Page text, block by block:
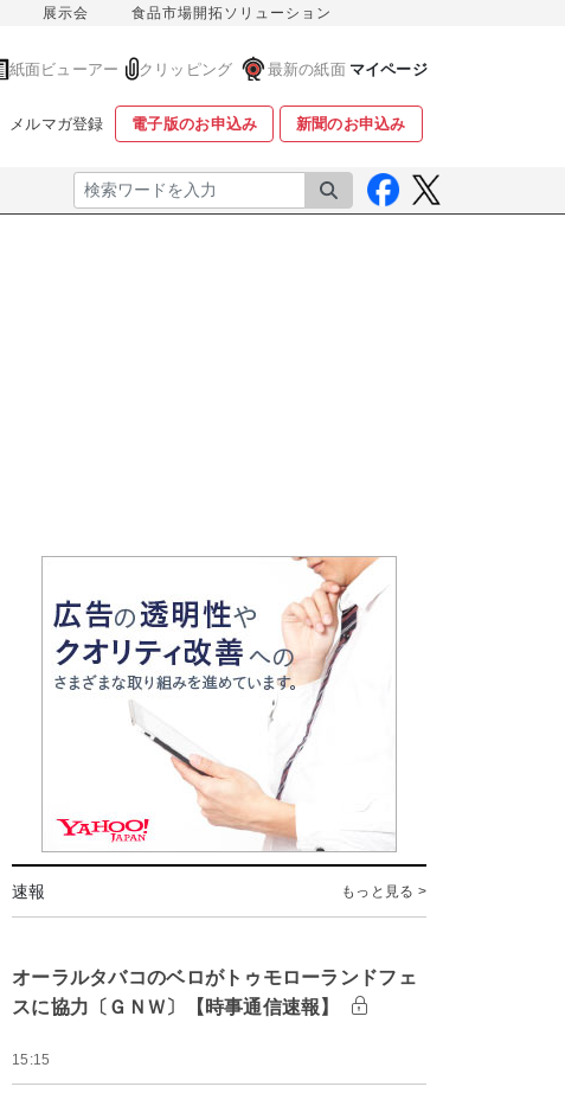
展示会 食品市場開拓ソリューション
紙面ビューアー クリッピング 最新の紙面 マイページ
メルマガ登録 電子版のお申込み 新聞のお申込み
検索
速報 もっと見る >
オーラルタバコのベロがトゥモローランドフェ
スに協力〔ＧＮＷ〕【時事通信速報】
15:15